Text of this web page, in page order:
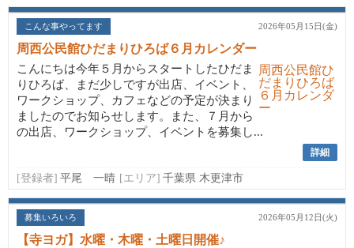
こんな事やってます 2026年05月15日(金)
周西公民館ひだまりひろば６月カレンダー
こんにちは今年５月からスタートしたひだま
りひろば、まだ少しですが出店、イベント、
ワークショップ、カフェなどの予定が決まり
ましたのでお知らせします。また、７月から
の出店、ワークショップ、イベントを募集し...
詳細
[登録者] 平尾 一晴 [エリア] 千葉県 木更津市
募集いろいろ 2026年05月12日(火)
【寺ヨガ】水曜・木曜・土曜日開催♪